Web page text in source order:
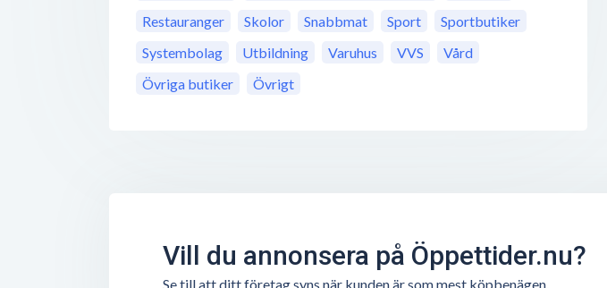
Restauranger
Skolor Snabbmat Sport
Sportbutiker
Systembolag
Utbildning Varuhus VVS
Vård
Övriga butiker
Övrigt
Vill du annonsera på Öppettider.nu?
Se till att ditt företag syns när kunden är som mest köpbenägen.